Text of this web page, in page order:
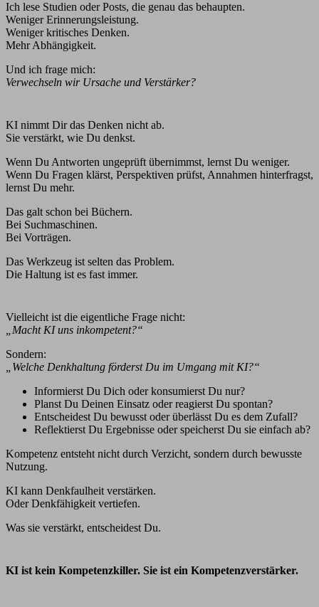
Ich lese Studien oder Posts, die genau das behaupten.
Weniger Erinnerungsleistung.
Weniger kritisches Denken.
Mehr Abhängigkeit.
Und ich frage mich:
Verwechseln wir Ursache und Verstärker?
KI nimmt Dir das Denken nicht ab.
Sie verstärkt, wie Du denkst.
Wenn Du Antworten ungeprüft übernimmst, lernst Du weniger.
Wenn Du Fragen klärst, Perspektiven prüfst, Annahmen hinterfragst,
lernst Du mehr.
Das galt schon bei Büchern.
Bei Suchmaschinen.
Bei Vorträgen.
Das Werkzeug ist selten das Problem.
Die Haltung ist es fast immer.
Vielleicht ist die eigentliche Frage nicht:
„Macht KI uns inkompetent?“
Sondern:
„Welche Denkhaltung förderst Du im Umgang mit KI?“
Informierst Du Dich oder konsumierst Du nur?
Planst Du Deinen Einsatz oder reagierst Du spontan?
Entscheidest Du bewusst oder überlässt Du es dem Zufall?
Reflektierst Du Ergebnisse oder speicherst Du sie einfach ab?
Kompetenz entsteht nicht durch Verzicht, sondern durch bewusste
Nutzung.
KI kann Denkfaulheit verstärken.
Oder Denkfähigkeit vertiefen.
Was sie verstärkt, entscheidest Du.
KI ist kein Kompetenzkiller. Sie ist ein Kompetenzverstärker.